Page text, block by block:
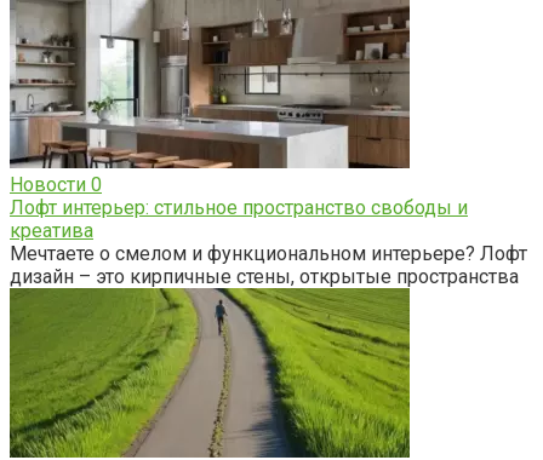
Новости 0
Лофт интерьер: стильное пространство свободы и
креатива
Мечтаете о смелом и функциональном интерьере? Лофт
дизайн – это кирпичные стены, открытые пространства